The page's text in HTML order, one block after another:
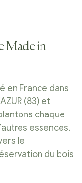
Made in
en France dans
(83) et
chaque
essences.
le
du bois